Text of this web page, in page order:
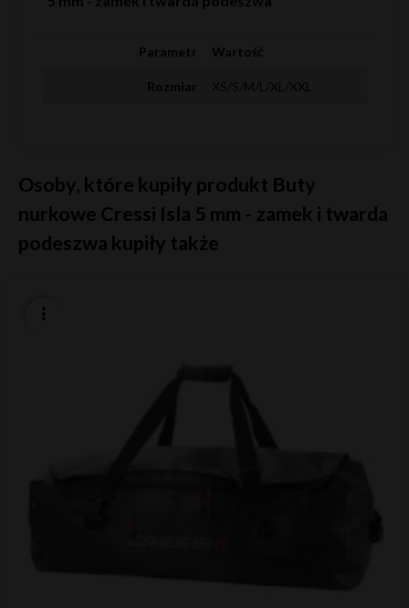
Parametr Wartość
Rozmiar XS/S/M/L/XL/XXL
Osoby, które kupiły produkt Buty
nurkowe Cressi Isla 5 mm - zamek i twarda
podeszwa kupiły także